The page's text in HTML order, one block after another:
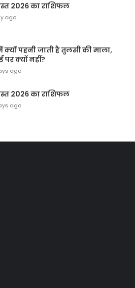
2026 का राशिफल
ago
पहनी जाती है तुलसी की माला,
पर क्यों नहीं?
ago
2026 का राशिफल
ago